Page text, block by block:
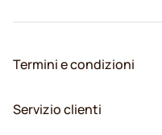
Termini e condizioni
Servizio clienti